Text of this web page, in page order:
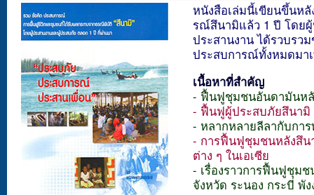
หนังสือเล่มนี้เขียนขึ้นหลั
รณ์สึนามิแล้ว 1 ปี โดย
ประสานงาน ได้รวบรว
ประสบการณ์ทั้งหมดมา
เนื้อหาที่สำคัญ
- ฟื้นฟูชุมชนอันดามันห
- ฟื้นฟูผู้ประสบภัยสึนามิ
- หลากหลายลีลากับกา
- การฟื้นฟูชุมชนหลังสึน
ต่าง ๆ ในเอเซีย
- เรื่องราวการฟื้นฟูชุม
จังหวัด ระนอง กระบี่ พั